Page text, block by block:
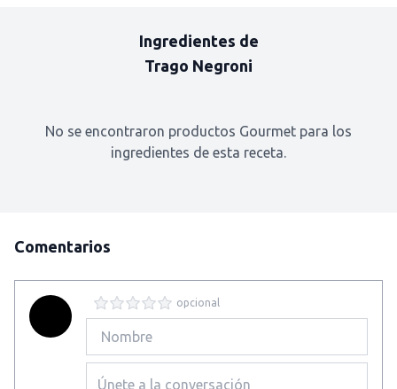
Ingredientes de
Trago Negroni
No se encontraron productos Gourmet para los
ingredientes de esta receta.
Comentarios
opcional